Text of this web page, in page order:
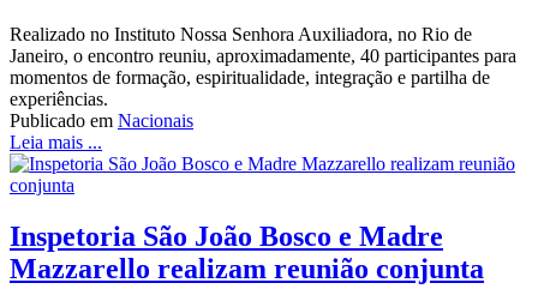
Realizado no Instituto Nossa Senhora Auxiliadora, no Rio de
Janeiro, o encontro reuniu, aproximadamente, 40 participantes para
momentos de formação, espiritualidade, integração e partilha de
experiências.
Publicado em Nacionais
Leia mais ...
Inspetoria São João Bosco e Madre
Mazzarello realizam reunião conjunta